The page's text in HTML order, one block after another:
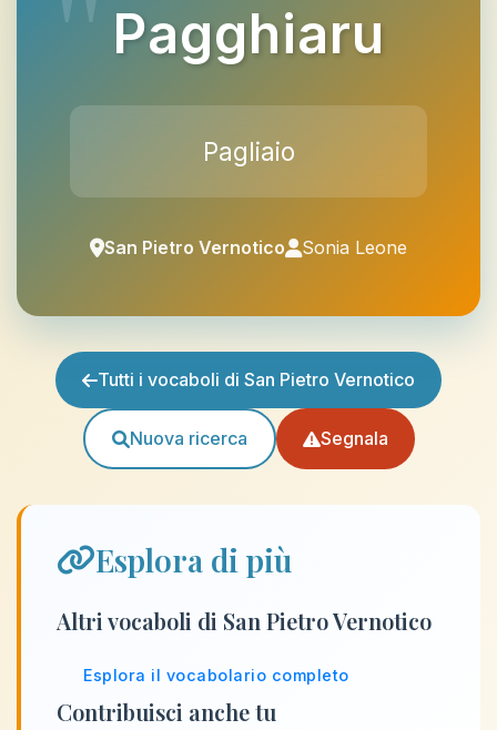
Pagghiaru
Pagliaio
San Pietro Vernotico Sonia Leone
Tutti i vocaboli di San Pietro Vernotico
Nuova ricerca Segnala
Esplora di più
Altri vocaboli di San Pietro Vernotico
Esplora il vocabolario completo
Contribuisci anche tu